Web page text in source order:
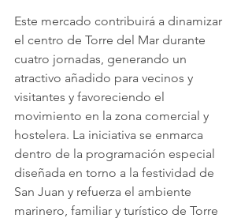
Este mercado contribuirá a dinamizar
el centro de Torre del Mar durante
cuatro jornadas, generando un
atractivo añadido para vecinos y
visitantes y favoreciendo el
movimiento en la zona comercial y
hostelera. La iniciativa se enmarca
dentro de la programación especial
diseñada en torno a la festividad de
San Juan y refuerza el ambiente
marinero, familiar y turístico de Torre